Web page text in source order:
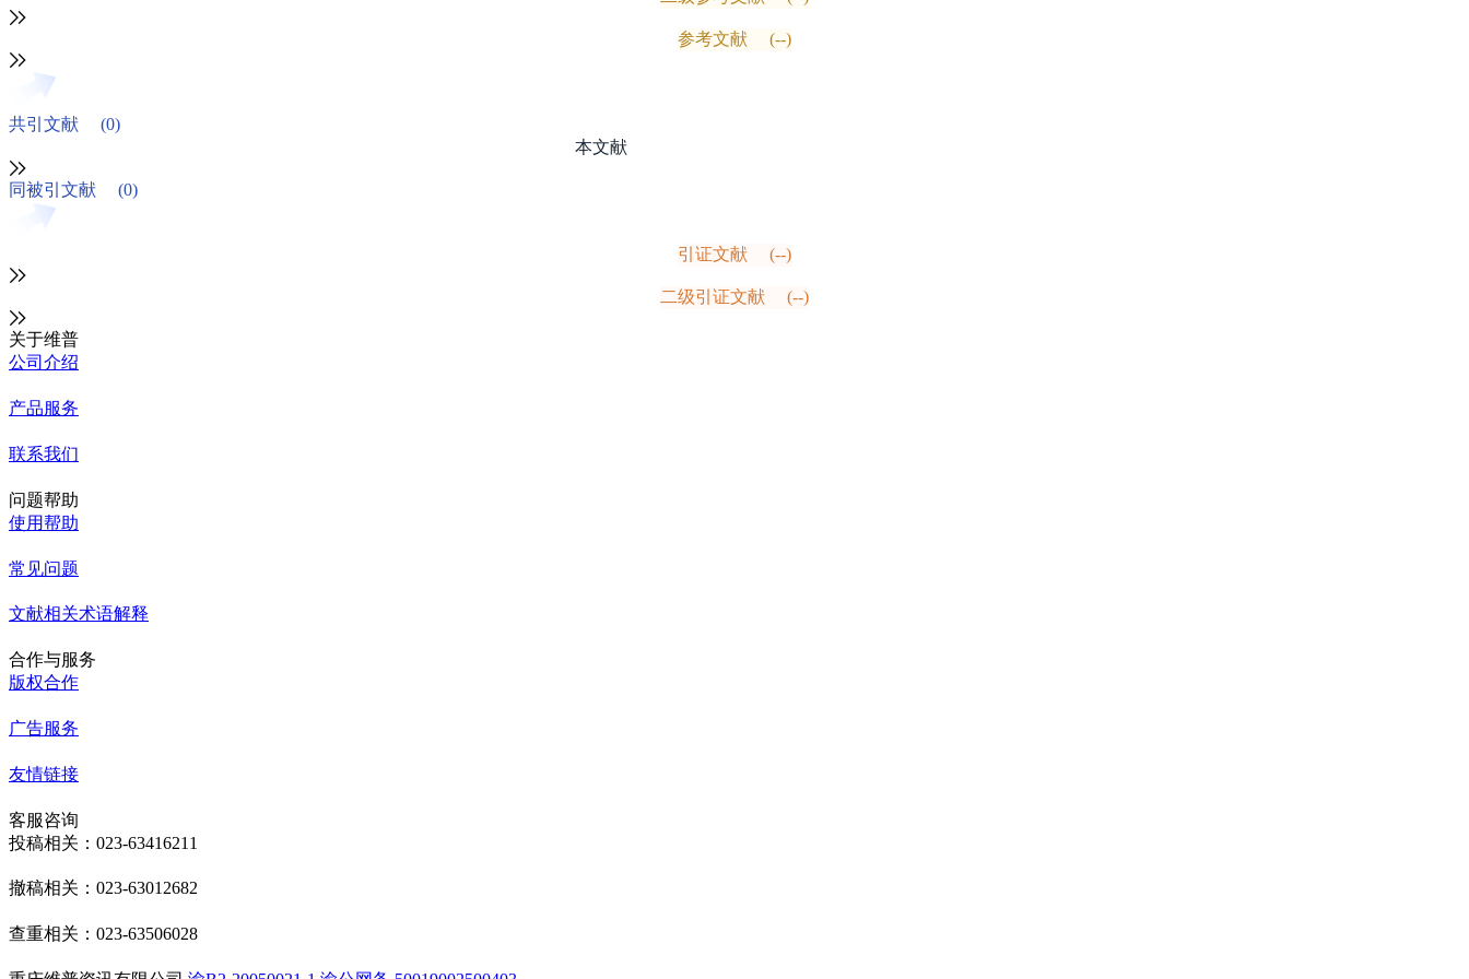
参考文献 (--)
共引文献
(0)
本文献
同被引文献 (0)
引证文献 (--)
二级引证文献 (--)
关于维普
公司介绍
产品服务
联系我们
问题帮助
使用帮助
常见问题
文献相关术语解释
合作与服务
版权合作
广告服务
友情链接
客服咨询
投稿相关：023-63416211
撤稿相关：023-63012682
查重相关：023-63506028